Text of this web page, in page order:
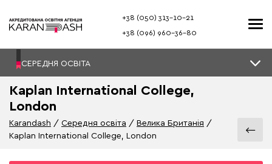
+38 (050) 313–10-21
+38 (096) 960–36-80
СЕРЕДНЯ ОСВІТА
Kaplan International College,
London
Karandash Середня освіта
Велика Британія
Kaplan International College, London